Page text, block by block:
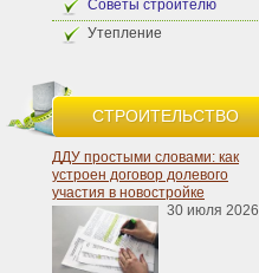
Советы строителю
Утепление
СТРОИТЕЛЬСТВО
ДДУ простыми словами: как
устроен договор долевого
участия в новостройке
30 июля 2026